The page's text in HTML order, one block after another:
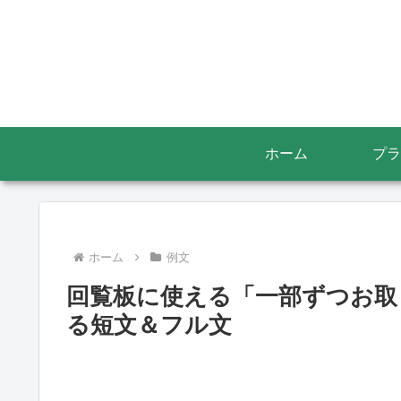
ホーム プ
ホーム 例文
回覧板に使える「一部ずつお
る短文＆フル文